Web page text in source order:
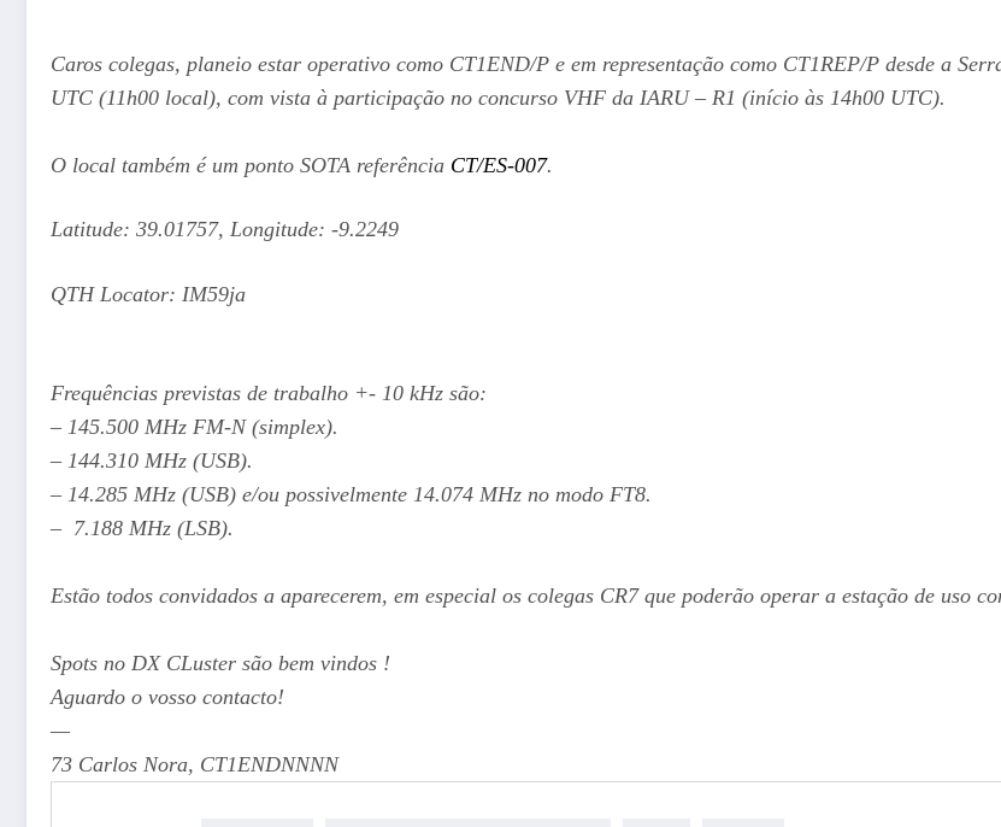
Caros colegas, planeio estar operativo como CT1END/P e em representação como CT1REP/P desde a
UTC (11h00 local), com vista à participação no concurso VHF da IARU – R1 (início às 14h00 UTC).
O local também é um ponto SOTA referência CT/ES-007.
Latitude: 39.01757, Longitude: -9.2249
QTH Locator: IM59ja
Frequências previstas de trabalho +- 10 kHz são:
– 145.500 MHz FM-N (simplex).
– 144.310 MHz (USB).
– 14.285 MHz (USB) e/ou possivelmente 14.074 MHz no modo FT8.
– 7.188 MHz (LSB).
Estão todos convidados a aparecerem, em especial os colegas CR7 que poderão operar a estação de uso
Spots no DX CLuster são bem vindos !
Aguardo o vosso contacto!
—
73 Carlos Nora, CT1ENDNNNN